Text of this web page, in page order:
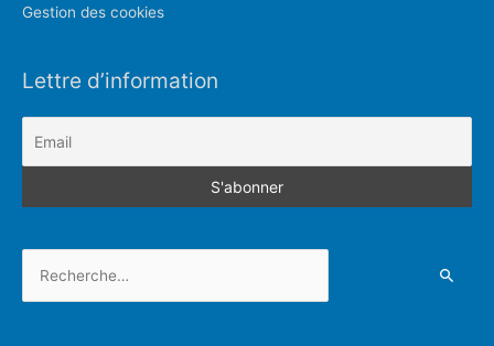
Gestion des cookies
Lettre d’information